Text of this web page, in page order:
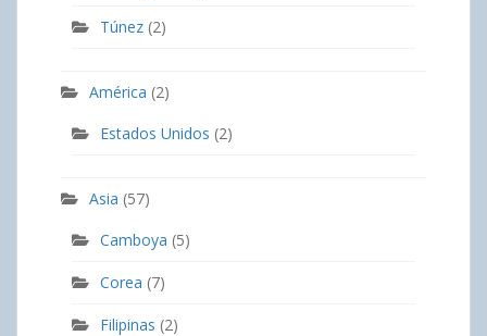
Túnez (2)
América (2)
Estados Unidos (2)
Asia (57)
Camboya (5)
Corea (7)
Filipinas (2)